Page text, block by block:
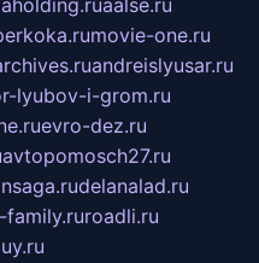
aalse.ru
movie-one.ru
andreislyusar.ru
lyubov-i-grom.ru
evro-dez.ru
avtopomosch27.ru
delanalad.ru
family.ruroadli.ru